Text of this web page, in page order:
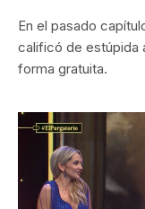
En el pasado
calificó de estúpida
forma gratuita.